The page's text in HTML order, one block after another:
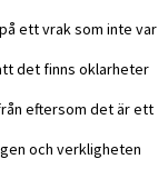
ett vrak som inte var
det finns oklarheter
eftersom det är ett
och verkligheten